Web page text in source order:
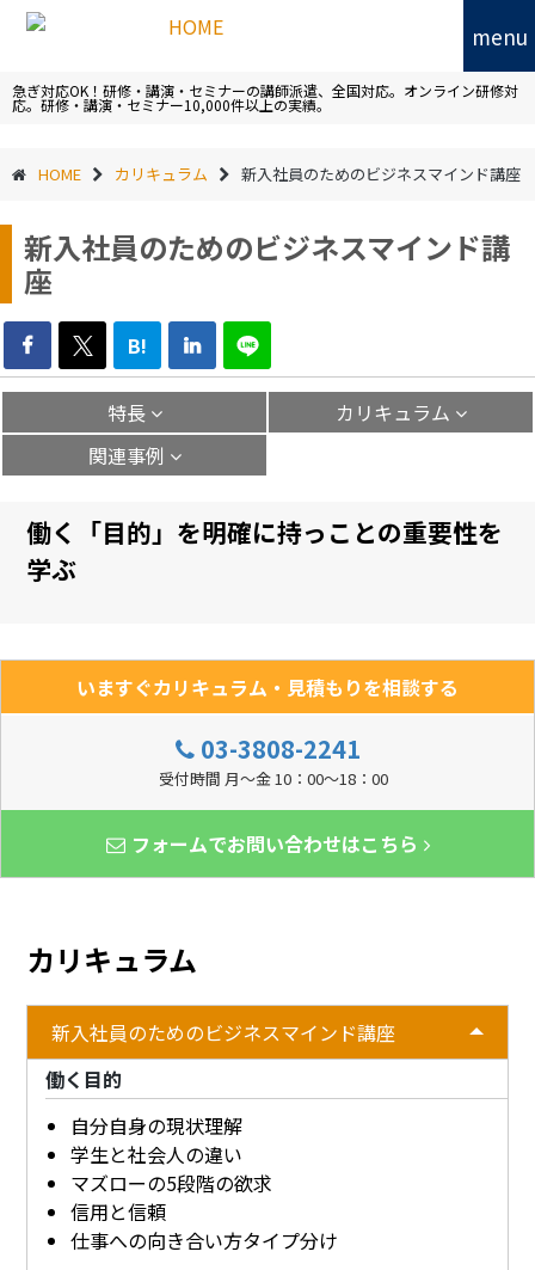
急ぎ対応OK！研修・講演・セミナーの講師派遣、全国対応。オンライン研修対
応。研修・講演・セミナー10,000件以上の実績。
HOME カリキュラム 新入社員のためのビジネスマインド講座
新入社員のためのビジネスマインド講
座
B!
特長
カリキュラム
関連事例
働く「目的」を明確に持っことの重要性を
学ぶ
いますぐカリキュラム・見積もりを相談する
03-3808-2241
受付時間 月～金 10：00～18：00
フォームでお問い合わせはこちら
カリキュラム
新入社員のためのビジネスマインド講座
働く目的
自分自身の現状理解
学生と社会人の違い
マズローの5段階の欲求
信用と信頼
仕事への向き合い方タイプ分け
menu